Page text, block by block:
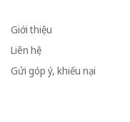
Giới thiệu
Liên hệ
Gửi góp ý, khiếu nại